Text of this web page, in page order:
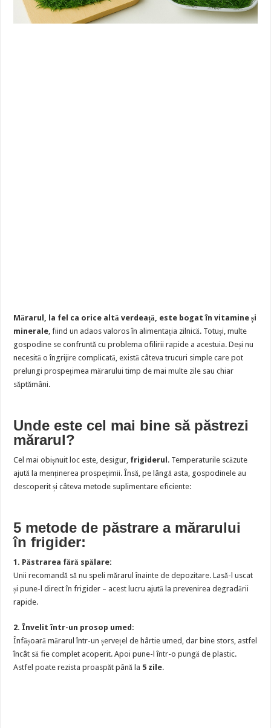
Mărarul, la fel ca orice altă verdeață, este bogat în vitamine și
minerale, fiind un adaos valoros în alimentația zilnică. Totuși, multe
gospodine se confruntă cu problema ofilirii rapide a acestuia. Deși nu
necesită o îngrijire complicată, există câteva trucuri simple care pot
prelungi prospețimea mărarului timp de mai multe zile sau chiar
săptămâni.
Unde este cel mai bine să păstrezi
mărarul?
Cel mai obișnuit loc este, desigur, frigiderul . Temperaturile scăzute
ajută la menținerea prospețimii. Însă, pe lângă asta, gospodinele au
descoperit și câteva metode suplimentare eficiente:
5 metode de păstrare a mărarului
în frigider:
1. Păstrarea fără spălare:
Unii recomandă să nu speli mărarul înainte de depozitare. Lasă-l uscat
și pune-l direct în frigider – acest lucru ajută la prevenirea degradării
rapide.
2. Învelit într-un prosop umed:
Înfășoară mărarul într-un șervețel de hârtie umed, dar bine stors, astfel
încât să fie complet acoperit. Apoi pune-l într-o pungă de plastic.
Astfel poate rezista proaspăt până la 5 zile.